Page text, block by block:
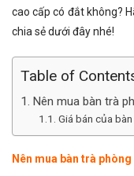
cao cấp có đắt không?
chia sẻ dưới đây nhé!
Table of
Nên mua bàn trà
Giá bán của
Nên mua bàn trà